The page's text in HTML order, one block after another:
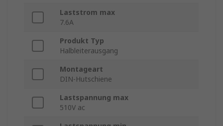
Laststrom max
7.6A
Produkt Typ
Halbleiterausgang
Montageart
DIN-Hutschiene
Lastspannung max
510V ac